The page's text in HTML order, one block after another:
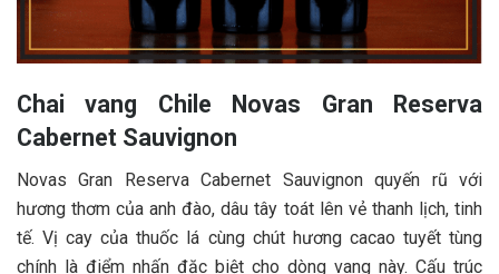
Chai vang Chile Novas Gran Reserva
Cabernet Sauvignon
Novas Gran Reserva Cabernet Sauvignon quyến rũ với
hương thơm của anh đào, dâu tây toát lên vẻ thanh lịch, tinh
tế. Vị cay của thuốc lá cùng chút hương cacao tuyết tùng
chính là điểm nhấn đặc biệt cho dòng vang này. Cấu trúc